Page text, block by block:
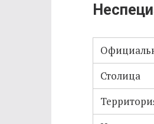
Столица